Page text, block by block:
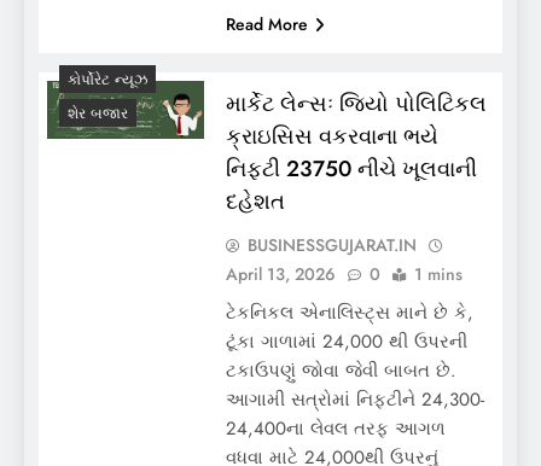
Read More
કોર્પોરેટ ન્યૂઝ
શેર બજાર
માર્કેટ લેન્સઃ જિયો પોલિટિકલ
ક્રાઇસિસ વકરવાના ભયે
નિફ્ટી 23750 નીચે ખૂલવાની
દહેશત
BUSINESSGUJARAT.IN
April 13, 2026
0 1 mins
ટેકનિકલ એનાલિસ્ટ્સ માને છે કે,
ટૂંકા ગાળામાં 24,000 થી ઉપરની
ટકાઉપણું જોવા જેવી બાબત છે.
આગામી સત્રોમાં નિફ્ટીને 24,300-
24,400ના લેવલ તરફ આગળ
વધવા માટે 24,000થી ઉપરનું